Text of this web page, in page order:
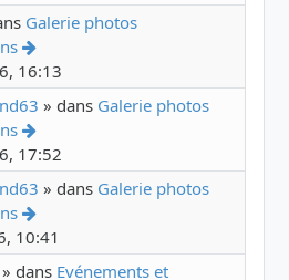
Galerie photos
Voir le dernier message
16:13
» dans Galerie photos
Voir le dernier message
17:52
» dans Galerie photos
Voir le dernier message
10:41
» dans Evénements et